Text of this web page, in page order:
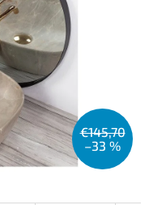
€145,70
–33 %